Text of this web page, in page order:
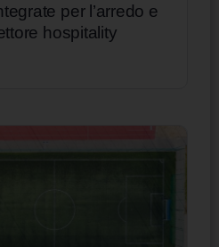
per l’arredo e
hospitality